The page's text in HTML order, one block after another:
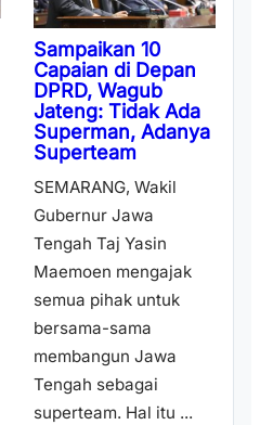
Sampaikan 10
Capaian di Depan
DPRD, Wagub
Jateng: Tidak Ada
Superman, Adanya
Superteam
SEMARANG, Wakil
Gubernur Jawa
Tengah Taj Yasin
Maemoen mengajak
semua pihak untuk
bersama-sama
membangun Jawa
Tengah sebagai
superteam. Hal itu ...